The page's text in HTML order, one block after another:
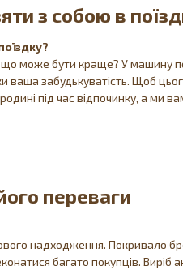
з собою в
може бути краще? У машину
ваша забудькуватість. Щоб
під час відпочинку, а ми
переваги
надходження. Покривало
багато покупців.